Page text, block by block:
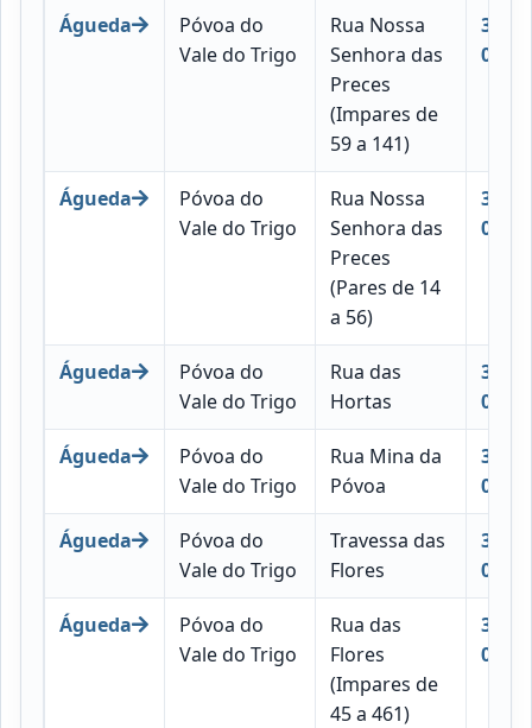
Águeda
Póvoa do
Vale do Trigo
Rua Nossa
Senhora das
Preces
(Impares de
59 a 141)
3750-
061
Águeda
Póvoa do
Vale do Trigo
Rua Nossa
Senhora das
Preces
(Pares de 14
a 56)
3750-
061
Águeda
Póvoa do
Vale do Trigo
Rua das
Hortas
3750-
061
Águeda
Póvoa do
Vale do Trigo
Rua Mina da
Póvoa
3750-
061
Águeda
Póvoa do
Vale do Trigo
Travessa das
Flores
3750-
061
Águeda
Póvoa do
Vale do Trigo
Rua das
Flores
(Impares de
45 a 461)
3750-
061